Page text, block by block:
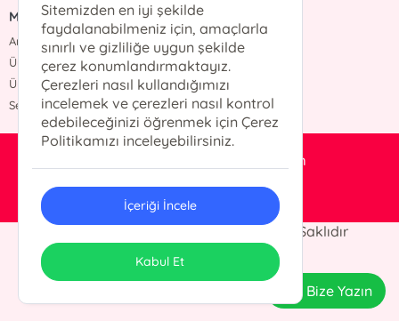
MENÜ
Anasayfa
Üye Kaydı
Üye Giriş
Sepetim
duayayincilik@hotmail.com
0212 526 60 68
Dua Basım Yayın© 2024 Tüm Hakları Saklıdır
Tasarım & Uygulama
Bize Yazın
Sitemizden en iyi şekilde
faydalanabilmeniz için, amaçlarla
sınırlı ve gizliliğe uygun şekilde
çerez konumlandırmaktayız.
Çerezleri nasıl kullandığımızı
incelemek ve çerezleri nasıl kontrol
edebileceğinizi öğrenmek için Çerez
Politikamızı inceleyebilirsiniz.
İçeriği İncele
Kabul Et